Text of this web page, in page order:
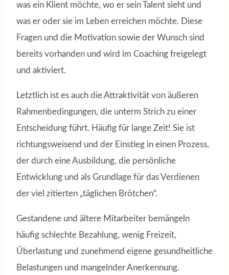
was ein Klient möchte, wo er sein Talent sieht und
was er oder sie im Leben erreichen möchte. Diese
Fragen und die Motivation sowie der Wunsch sind
bereits vorhanden und wird im Coaching freigelegt
und aktiviert.
Letztlich ist es auch die Attraktivität von äußeren
Rahmenbedingungen, die unterm Strich zu einer
Entscheidung führt. Häufig für lange Zeit! Sie ist
richtungsweisend und der Einstieg in einen Prozess,
der durch eine Ausbildung, die persönliche
Entwicklung und als Grundlage für das Verdienen
der viel zitierten „täglichen Brötchen“.
Gestandene und ältere Mitarbeiter bemängeln
häufig schlechte Bezahlung, wenig Freizeit,
Überlastung und zunehmend eigene gesundheitliche
Belastungen und mangelnder Anerkennung.